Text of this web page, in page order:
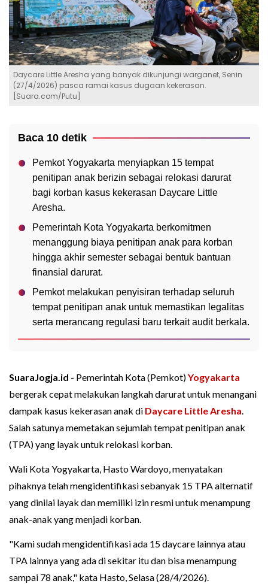
Daycare Little Aresha yang banyak dikunjungi warganet, Senin
(27/4/2026) pasca ramai kasus dugaan kekerasan.
[Suara.com/Putu]
Baca 10 detik
Pemkot Yogyakarta menyiapkan 15 tempat
penitipan anak berizin sebagai relokasi darurat
bagi korban kasus kekerasan Daycare Little
Aresha.
Pemerintah Kota Yogyakarta berkomitmen
menanggung biaya penitipan anak para korban
hingga akhir semester sebagai bentuk bantuan
finansial darurat.
Pemkot melakukan penyisiran terhadap seluruh
tempat penitipan anak untuk memastikan legalitas
serta merancang regulasi baru terkait audit berkala.
SuaraJogja.id - Pemerintah Kota (Pemkot)Yogyakarta
bergerak cepat melakukan langkah darurat untuk menangani
dampak kasus kekerasan anak di Daycare Little Aresha.
Salah satunya memetakan sejumlah tempat penitipan anak
(TPA) yang layak untuk relokasi korban.
Wali Kota Yogyakarta, Hasto Wardoyo, menyatakan
pihaknya telah mengidentifikasi sebanyak 15 TPA alternatif
yang dinilai layak dan memiliki izin resmi untuk menampung
anak-anak yang menjadi korban.
"Kami sudah mengidentifikasi ada 15 daycare lainnya atau
TPA lainnya yang ada di sekitar itu dan bisa menampung
sampai 78 anak," kata Hasto, Selasa (28/4/2026).